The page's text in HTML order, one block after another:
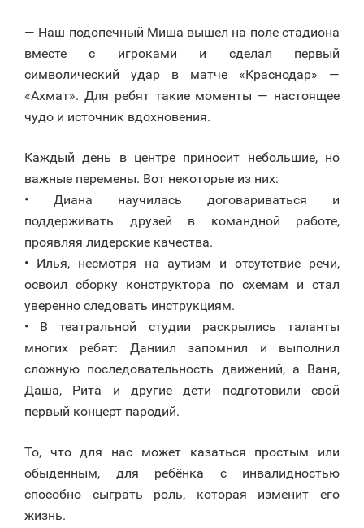
— Наш подопечный Миша вышел на поле стадиона
вместе с игроками и сделал первый
символический удар в матче «Краснодар» —
«Ахмат». Для ребят такие моменты — настоящее
чудо и источник вдохновения.
Каждый день в центре приносит небольшие, но
важные перемены. Вот некоторые из них:
• Диана научилась договариваться и
поддерживать друзей в командной работе,
проявляя лидерские качества.
• Илья, несмотря на аутизм и отсутствие речи,
освоил сборку конструктора по схемам и стал
уверенно следовать инструкциям.
• В театральной студии раскрылись таланты
многих ребят: Даниил запомнил и выполнил
сложную последовательность движений, а Ваня,
Даша, Рита и другие дети подготовили свой
первый концерт пародий.
То, что для нас может казаться простым или
обыденным, для ребёнка с инвалидностью
способно сыграть роль, которая изменит его
жизнь.